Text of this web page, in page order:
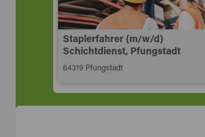
Staplerfahrer (m/w/d)
Schichtdienst, Pfungstadt
64319 Pfungstadt